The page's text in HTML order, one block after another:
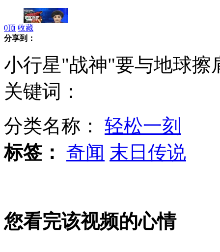
实拍:玩手机太专注 青年路口被撞飞
台湾民间票选"公路最美八景"
真实版《盗墓笔记》触目惊心
0顶 收藏
分享到：
小行星"战神"要与地球擦
关键词：
分类名称： 轻松一刻
标签： 奇闻 末日传说
您看完该视频的心情